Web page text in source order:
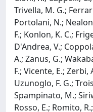
Trivella, M. G.;
Portolani, N.;
F.; Konlon, K. C.;
D'Andrea, V.;
A.; Zanus, G.;
F.; Vicente, E.; Zerbi,
Uzunoglo, F. G.;
Spampinato, M.;
Rosso, E.; Romito,